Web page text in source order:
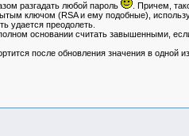
разгадать любой пароль
. Причем,
ключом (RSA и ему подобные),
удается преодолеть.
основании считать завышенными,
после обновления значения в одной